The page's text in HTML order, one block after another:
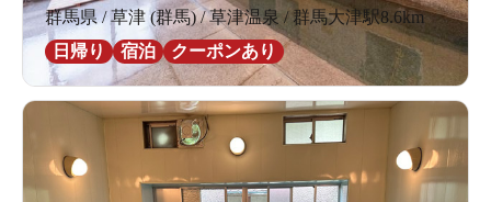
群馬県 / 草津 (群馬) / 草津温泉 / 群馬大津駅8.6km
日帰り
宿泊 クーポンあり